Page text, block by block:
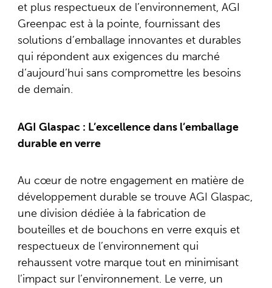
et plus respectueux de l’environnement, AGI
Greenpac est à la pointe, fournissant des
solutions d’emballage innovantes et durables
qui répondent aux exigences du marché
d’aujourd’hui sans compromettre les besoins
de demain.
AGI Glaspac : L’excellence dans l’emballage
durable en verre
Au cœur de notre engagement en matière de
développement durable se trouve AGI Glaspac,
une division dédiée à la fabrication de
bouteilles et de bouchons en verre exquis et
respectueux de l’environnement qui
rehaussent votre marque tout en minimisant
l’impact sur l’environnement. Le verre, un